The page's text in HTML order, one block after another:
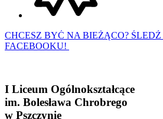
CHCESZ BYĆ NA BIEŻĄCO?
FACEBOOKU!
I Liceum Ogólnokształcące
im. Bolesława Chrobrego
w Pszczynie